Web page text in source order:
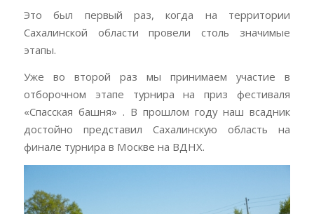
Это был первый раз, когда на территории
Сахалинской области провели столь значимые
этапы.
Уже во второй раз мы принимаем участие в
отборочном этапе турнира на приз фестиваля
«Спасская башня» . В прошлом году наш всадник
достойно представил Сахалинскую область на
финале турнира в Москве на ВДНХ.